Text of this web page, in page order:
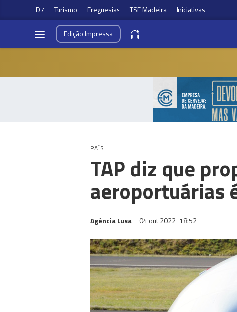
D7 Turismo Freguesias TSF Madeira Iniciativas
EdiçãoImpressa
PAÍS
TAP diz que
aeroportuárias
Agência Lusa 04 out 2022 18:52